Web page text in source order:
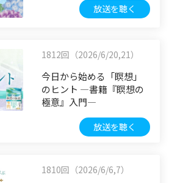
放送を聴く
1812回（2026/6/20,21）
今日から始める「瞑想」
のヒント ―書籍『瞑想の
極意』入門―
放送を聴く
1810回（2026/6/6,7）